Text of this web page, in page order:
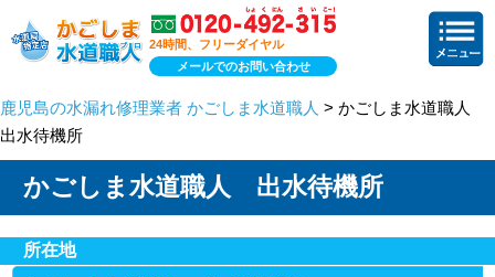
24時間、フリーダイヤル
メールでのお問い合わせ
鹿児島の水漏れ修理業者 かごしま水道職人 > かごしま水道職人
出水待機所
かごしま水道職人 出水待機所
所在地